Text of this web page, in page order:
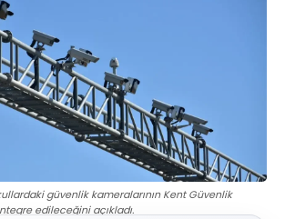
güvenlik kameralarının Kent Güvenlik
edileceğini açıkladı.